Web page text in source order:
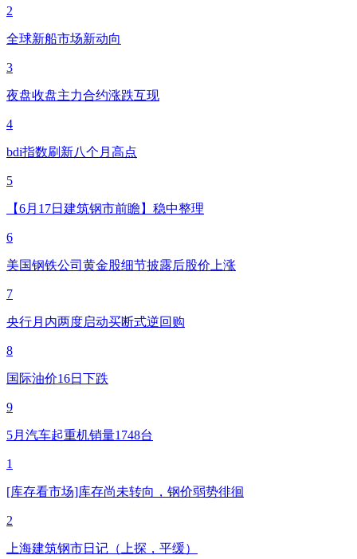
2
全球新船市场新动向
3
夜盘收盘主力合约涨跌互现
4
bdi指数刷新八个月高点
5
【6月17日建筑钢市前瞻】稳中整理
6
美国钢铁公司黄金股细节披露后股价上涨
7
央行月内两度启动买断式逆回购
8
国际油价16日下跌
9
5月汽车起重机销量1748台
1
[库存看市场]库存尚未转向，钢价弱势徘徊
2
上海建筑钢市日记（上探，平缓）